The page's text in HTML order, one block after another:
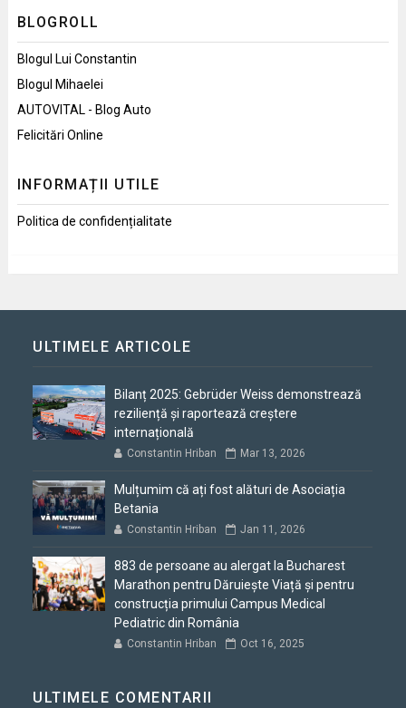
BLOGROLL
Blogul Lui Constantin
Blogul Mihaelei
AUTOVITAL - Blog Auto
Felicitări Online
INFORMAȚII UTILE
Politica de confidențialitate
ULTIMELE ARTICOLE
Bilanț 2025: Gebrüder Weiss demonstrează
reziliență și raportează creștere
internațională
Constantin Hriban Mar 13, 2026
Mulțumim că ați fost alături de Asociația
Betania
Constantin Hriban Jan 11, 2026
883 de persoane au alergat la Bucharest
Marathon pentru Dăruiește Viață și pentru
construcția primului Campus Medical
Pediatric din România
Constantin Hriban Oct 16, 2025
ULTIMELE COMENTARII